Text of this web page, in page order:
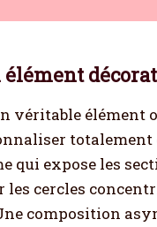
véritable
expose les
cercles
composition